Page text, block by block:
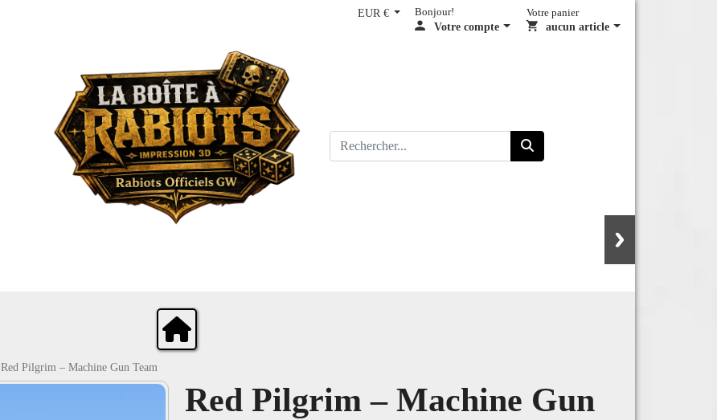
EUR € Bonjour!
Votre compte
Votre panier
aucun article
Red Pilgrim – Machine Gun Team
Red Pilgrim – Machine Gun